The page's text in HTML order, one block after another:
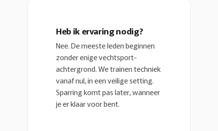
Heb ik ervaring nodig?
Nee. De meeste leden beginnen
zonder enige vechtsport-
achtergrond. We trainen techniek
vanaf nul, in een veilige setting.
Sparring komt pas later, wanneer
je er klaar voor bent.